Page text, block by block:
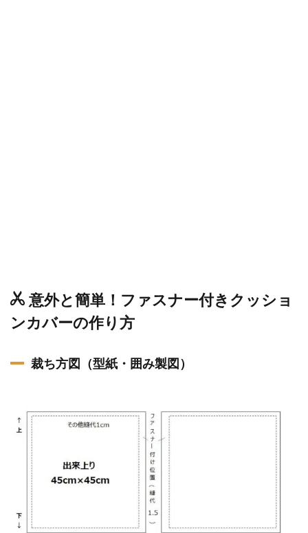
意外と簡単！ファスナー付きクッショ
ンカバーの作り方
裁ち方図（型紙・囲み製図）